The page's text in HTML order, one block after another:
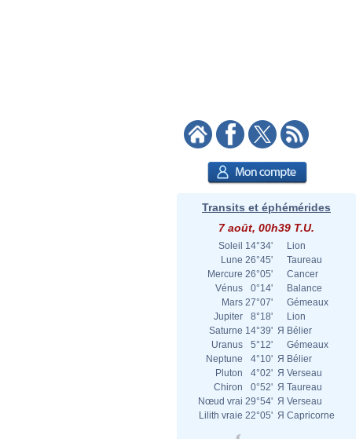
Transits et éphémérides
7 août, 00h39 T.U.
Soleil 14°34'
Lion
Lune 26°45'
Taureau
Mercure 26°05'
Cancer
Vénus
0°14'
Balance
Mars 27°07'
Gémeaux
Jupiter
8°18'
Lion
Saturne 14°39' Я Bélier
Uranus
5°12'
Gémeaux
Neptune
4°10' Я Bélier
Pluton
4°02' Я Verseau
Chiron
0°52' Я Taureau
Nœud vrai 29°54' Я Verseau
Lilith vraie 22°05' Я Capricorne